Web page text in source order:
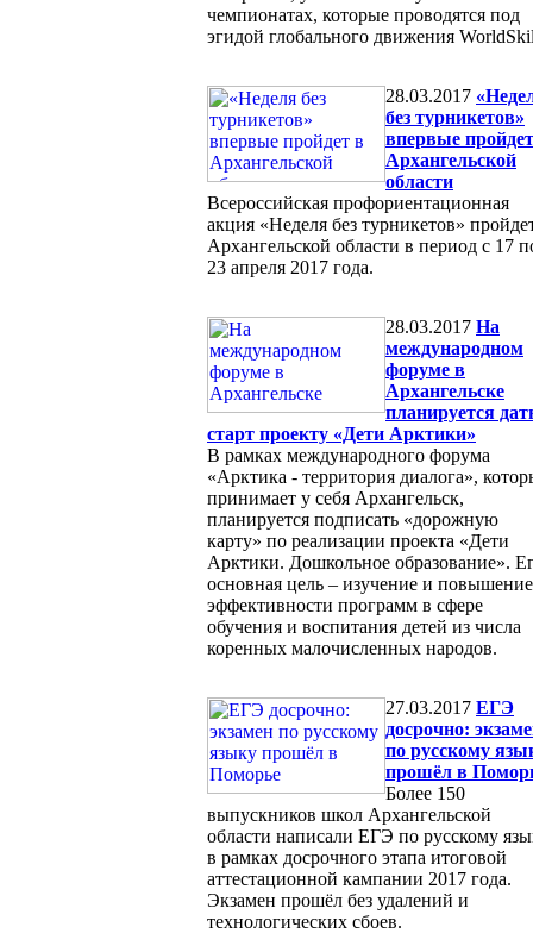
чемпионатах, которые проводятся под
эгидой глобального движения
28.03.2017
без турникетов»
впервые
Архангельской
области
Всероссийская профориентационная
акция «Неделя без турникетов»
Архангельской области в период с 17
23 апреля 2017 года.
28.03.2017 На
международном
форуме в
Архангельске
планируется
старт проекту «Дети Арктики»
В рамках международного форума
«Арктика - территория диалога»,
принимает у себя Архангельск,
планируется подписать «дорожную
карту» по реализации проекта «Дети
Арктики. Дошкольное образование».
основная цель – изучение и повышение
эффективности программ в сфере
обучения и воспитания детей из числа
коренных малочисленных народов.
27.03.2017 ЕГЭ
досрочно:
по русскому
прошёл в
Более 150
выпускников школ Архангельской
области написали ЕГЭ по русскому
в рамках досрочного этапа итоговой
аттестационной кампании 2017 года.
Экзамен прошёл без удалений и
технологических сбоев.